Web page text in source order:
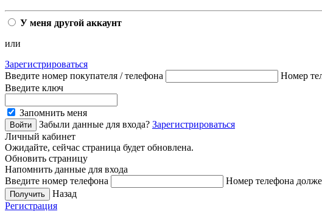
У меня другой аккаунт
или
Зарегистрироваться
Введите номер покупателя / телефона
Номер
Введите ключ
Запомнить меня
Забыли данные для входа? Зарегистрироваться
Личный кабинет
Ожидайте, сейчас страница будет обновлена.
Обновить страницу
Напомнить данные для входа
Введите номер телефона
Номер телефона
Назад
Регистрация